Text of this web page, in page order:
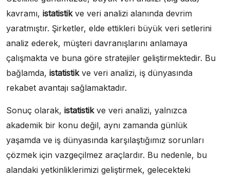
kavramı, istatistikve veri analizi alanında devrim
yaratmıştır. Şirketler, elde ettikleri büyük veri setlerini
analiz ederek, müşteri davranışlarını anlamaya
çalışmakta ve buna göre stratejiler geliştirmektedir. Bu
bağlamda, istatistikve veri analizi, iş dünyasında
rekabet avantajı sağlamaktadır.
Sonuç olarak, istatistikve veri analizi, yalnızca
akademik bir konu değil, aynı zamanda günlük
yaşamda ve iş dünyasında karşılaştığımız sorunları
çözmek için vazgeçilmez araçlardır. Bu nedenle, bu
alandaki yetkinliklerimizi geliştirmek, gelecekteki